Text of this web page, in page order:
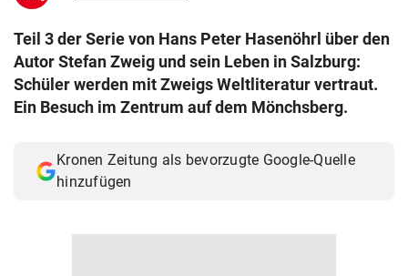
Teil 3 der Serie von Hans Peter Hasenöhrl über den
Autor Stefan Zweig und sein Leben in Salzburg:
Schüler werden mit Zweigs Weltliteratur vertraut.
Ein Besuch im Zentrum auf dem Mönchsberg.
Kronen Zeitung als bevorzugte Google-Quelle
hinzufügen